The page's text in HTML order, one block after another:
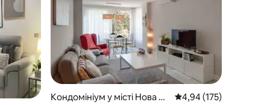
Кондомініум у місті Нова А
Середня оцінка: 4,94
4,94 (175)